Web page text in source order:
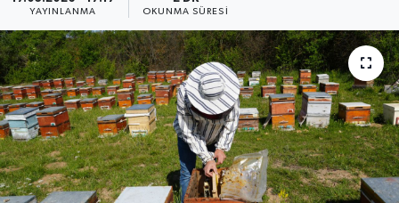
YAYINLANMA OKUNMA SÜRESI
Cide Haberleri
Daday Haberleri
Devrekani Haberleri
Doğanyurt Haberleri